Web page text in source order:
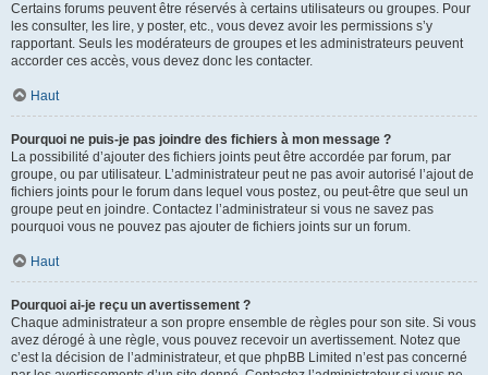
Certains forums peuvent être réservés à certains utilisateurs ou groupes. Pour
les consulter, les lire, y poster, etc., vous devez avoir les permissions s’y
rapportant. Seuls les modérateurs de groupes et les administrateurs peuvent
accorder ces accès, vous devez donc les contacter.
Haut
Pourquoi ne puis-je pas joindre des fichiers à mon message ?
La possibilité d’ajouter des fichiers joints peut être accordée par forum, par
groupe, ou par utilisateur. L’administrateur peut ne pas avoir autorisé l’ajout de
fichiers joints pour le forum dans lequel vous postez, ou peut-être que seul un
groupe peut en joindre. Contactez l’administrateur si vous ne savez pas
pourquoi vous ne pouvez pas ajouter de fichiers joints sur un forum.
Haut
Pourquoi ai-je reçu un avertissement ?
Chaque administrateur a son propre ensemble de règles pour son site. Si vous
avez dérogé à une règle, vous pouvez recevoir un avertissement. Notez que
c’est la décision de l’administrateur, et que phpBB Limited n’est pas concerné